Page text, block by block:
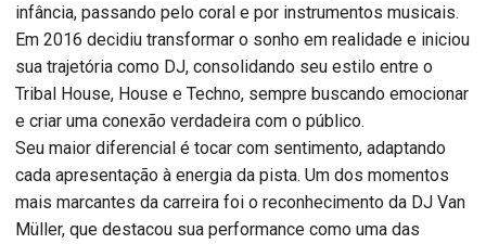
infância, passando pelo coral e por instrumentos musicais.
Em 2016 decidiu transformar o sonho em realidade e iniciou
sua trajetória como DJ, consolidando seu estilo entre o
Tribal House, House e Techno, sempre buscando emocionar
e criar uma conexão verdadeira com o público.
Seu maior diferencial é tocar com sentimento, adaptando
cada apresentação à energia da pista. Um dos momentos
mais marcantes da carreira foi o reconhecimento da DJ Van
Müller, que destacou sua performance como uma das